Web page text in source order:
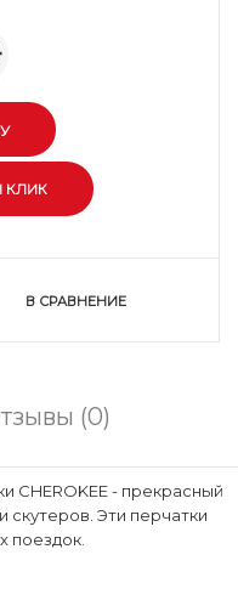
В СРАВНЕНИЕ
(0)
CHEROKEE - прекрасный
Эти перчатки
поездок.